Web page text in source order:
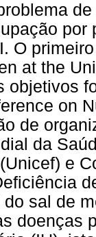
O
at the
objetivos
on
de
da
e
sal de
doenças